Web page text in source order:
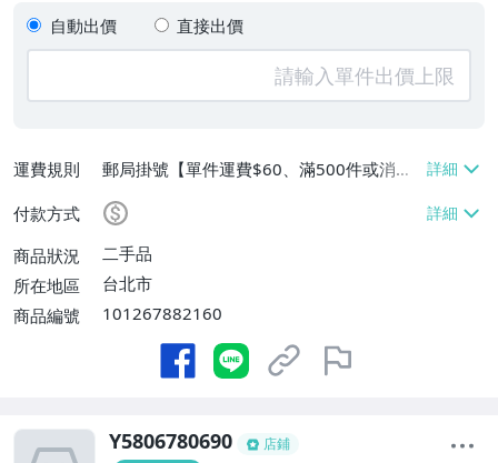
自動出價 直接出價
運費規則
郵局掛號【單件運費$60、滿500件或消費
滿$20000免運費】
付款方式
商品狀況
二手品
所在地區
台北市
商品編號
101267882160
Y5806780690
店鋪